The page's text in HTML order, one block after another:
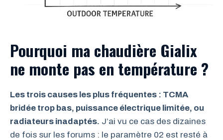
Pourquoi ma chaudière Gialix
ne monte pas en température ?
Les trois causes les plus fréquentes : TCMA
bridée trop bas, puissance électrique limitée, ou
radiateurs inadaptés. J’ai vu ce cas des dizaines
de fois sur les forums : le paramètre 02 est resté à